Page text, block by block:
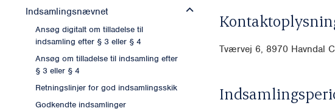
Indsamlingsnævnet
Ansøg digitalt om tilladelse til
indsamling efter § 3 eller § 4
Ansøg om tilladelse til indsamling efter
§ 3 eller § 4
Retningslinjer for god indsamlingsskik
Godkendte indsamlinger
Tværvej 6, 8970 Havndal